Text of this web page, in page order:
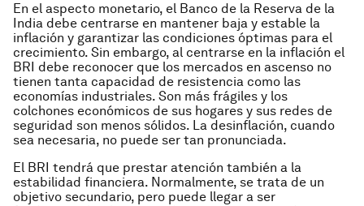
En el aspecto monetario, el Banco de la Reserva de la
India debe centrarse en mantener baja y estable la
inflación y garantizar las condiciones óptimas para el
crecimiento. Sin embargo, al centrarse en la inflación el
BRI debe reconocer que los mercados en ascenso no
tienen tanta capacidad de resistencia como las
economías industriales. Son más frágiles y los
colchones económicos de sus hogares y sus redes de
seguridad son menos sólidos. La desinflación, cuando
sea necesaria, no puede ser tan pronunciada.
El BRI tendrá que prestar atención también a la
estabilidad financiera. Normalmente, se trata de un
objetivo secundario, pero puede llegar a ser